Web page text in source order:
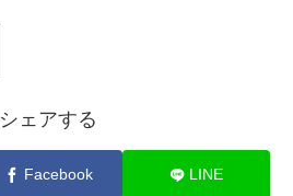
シェアする
Facebook LINE